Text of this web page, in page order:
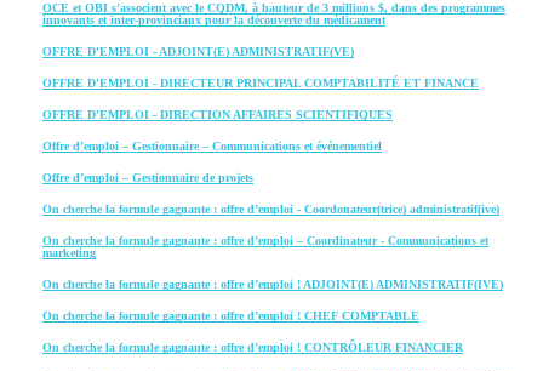
OCE et OBI s’associent avec le CQDM, à hauteur de 3 millions $, dans des programmes
innovants et inter-provinciaux pour la découverte du médicament
OFFRE D'EMPLOI - ADJOINT(E) ADMINISTRATIF(VE)
OFFRE D'EMPLOI - DIRECTEUR PRINCIPAL COMPTABILITÉ ET FINANCE
OFFRE D'EMPLOI - DIRECTION AFFAIRES SCIENTIFIQUES
Offre d’emploi – Gestionnaire – Communications et événementiel
Offre d’emploi – Gestionnaire de projets
On cherche la formule gagnante : offre d’emploi - Coordonateur(trice) administratif(ive)
On cherche la formule gagnante : offre d’emploi – Coordinateur - Communications et
marketing
On cherche la formule gagnante : offre d’emploi ! ADJOINT(E) ADMINISTRATIF(IVE)
On cherche la formule gagnante : offre d’emploi ! CHEF COMPTABLE
On cherche la formule gagnante : offre d’emploi ! CONTRÔLEUR FINANCIER